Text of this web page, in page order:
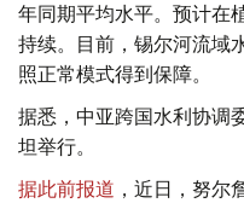
年同期平均水平。预计在
持续。目前，锡尔河流域
照正常模式得到保障。
据悉，中亚跨国水利协调
坦举行。
据此前报道 ，近日，努尔